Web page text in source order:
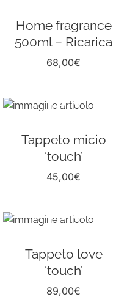
Home fragrance
500ml – Ricarica
68,00€
Tappeto micio
‘touch’
45,00€
Tappeto love
‘touch’
89,00€